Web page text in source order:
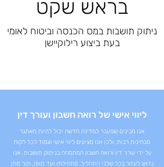
בראש שקט
ניתוק תושבות במס הכנסה וביטוח לאומי
בעת ביצוע רילוקיישן
ליווי אישי של רואה חשבון ועורך דין
אנו מבינים שמעבר למדינה חדשה יכול להיות מאתגר
מבחינות רבות, ולכן אנו מציעים ליווי אישי וצמוד לכל לקוח
על ידי עורך דין ורואה חשבון המתמחה בניתוק תושבות. אנו
נדאג לעזור בכל שלבי התהליך, מתחילתו ועד סופו, תוך מתן